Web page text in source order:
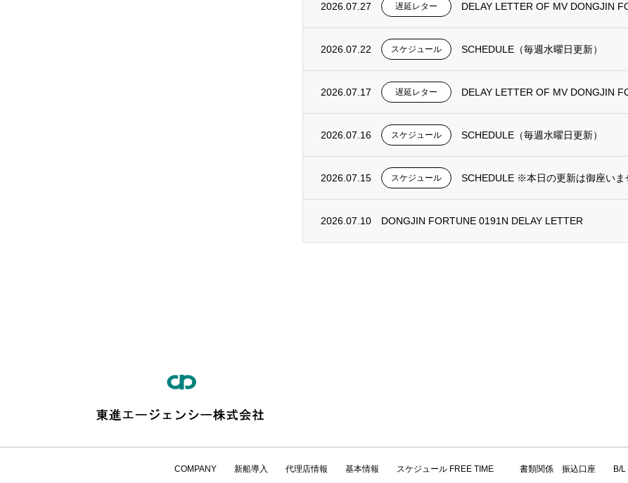
2026.07.27 遅延レター DELAY LETTER OF MV DONGJIN
2026.07.22 スケジュール SCHEDULE（毎週水曜日更新）
2026.07.17 遅延レター DELAY LETTER OF MV DONGJIN
2026.07.16 スケジュール SCHEDULE（毎週水曜日更新）
2026.07.15 スケジュール SCHEDULE ※本日の更新は御座いま
2026.07.10 DONGJIN FORTUNE 0191N DELAY LETTER
COMPANY 新船導入 代理店情報 基本情報 スケジュール FREE TIME 書類関係 振込口座 B/